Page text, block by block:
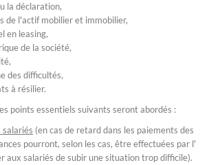
la déclaration,
de l'actif mobilier et immobilier,
en leasing,
de la société,
des difficultés,
à résilier.
points essentiels suivants seront abordés :
salariés (en cas de retard dans les paiements des
pourront, selon les cas, être effectuées par l'
aux salariés de subir une situation trop difficile).